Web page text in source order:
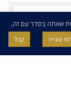
מהסכמתי לעיל בכל
שאתה בסדר עם זה,
עוגייה קבל